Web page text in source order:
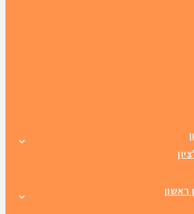
ראשון